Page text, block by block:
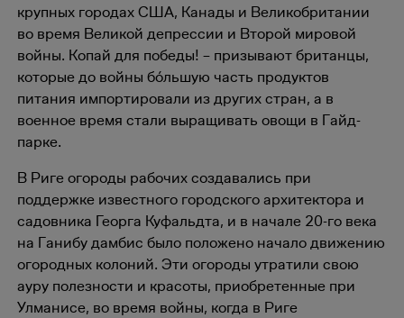
крупных городах США, Канады и Великобритании
во время Великой депрессии и Второй мировой
войны. Копай для победы! – призывают британцы,
которые до войны бóльшую часть продуктов
питания импортировали из других стран, а в
военное время стали выращивать овощи в Гайд-
парке.
В Риге огороды рабочих создавались при
поддержке известного городского архитектора и
садовника Георга Куфальдта, и в начале 20-го века
на Ганибу дамбис было положено начало движению
огородных колоний. Эти огороды утратили свою
ауру полезности и красоты, приобретенные при
Улманисе, во время войны, когда в Риге